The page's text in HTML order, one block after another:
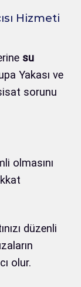
Hizmeti
su
Yakası ve
sorunu
olmasını
düzenli
olur.